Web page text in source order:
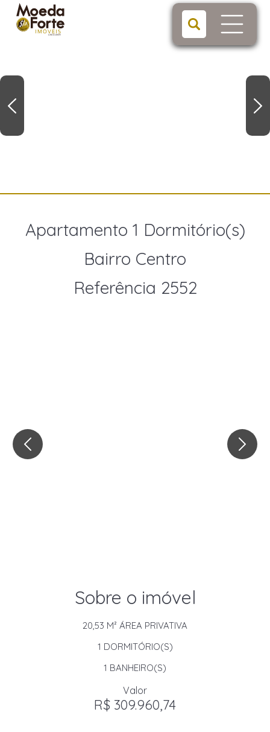
Apartamento 1 Dormitório(s)
Bairro Centro
Referência 2552
Sobre o imóvel
20,53 M² ÁREA PRIVATIVA
1 DORMITÓRIO(S)
1 BANHEIRO(S)
Valor
R$ 309.960,74